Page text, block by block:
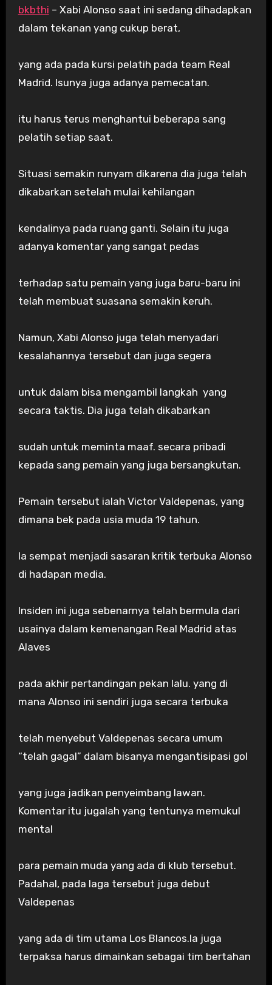
bkbthi – Xabi Alonso saat ini sedang dihadapkan
dalam tekanan yang cukup berat,
yang ada pada kursi pelatih pada team Real
Madrid. Isunya juga adanya pemecatan.
itu harus terus menghantui beberapa sang
pelatih setiap saat.
Situasi semakin runyam dikarena dia juga telah
dikabarkan setelah mulai kehilangan
kendalinya pada ruang ganti. Selain itu juga
adanya komentar yang sangat pedas
terhadap satu pemain yang juga baru-baru ini
telah membuat suasana semakin keruh.
Namun, Xabi Alonso juga telah menyadari
kesalahannya tersebut dan juga segera
untuk dalam bisa mengambil langkah yang
secara taktis. Dia juga telah dikabarkan
sudah untuk meminta maaf. secara pribadi
kepada sang pemain yang juga bersangkutan.
Pemain tersebut ialah Victor Valdepenas, yang
dimana bek pada usia muda 19 tahun.
Ia sempat menjadi sasaran kritik terbuka Alonso
di hadapan media.
Insiden ini juga sebenarnya telah bermula dari
usainya dalam kemenangan Real Madrid atas
Alaves
pada akhir pertandingan pekan lalu. yang di
mana Alonso ini sendiri juga secara terbuka
telah menyebut Valdepenas secara umum
“telah gagal” dalam bisanya mengantisipasi gol
yang juga jadikan penyeimbang lawan.
Komentar itu jugalah yang tentunya memukul
mental
para pemain muda yang ada di klub tersebut.
Padahal, pada laga tersebut juga debut
Valdepenas
yang ada di tim utama Los Blancos.Ia juga
terpaksa harus dimainkan sebagai tim bertahan